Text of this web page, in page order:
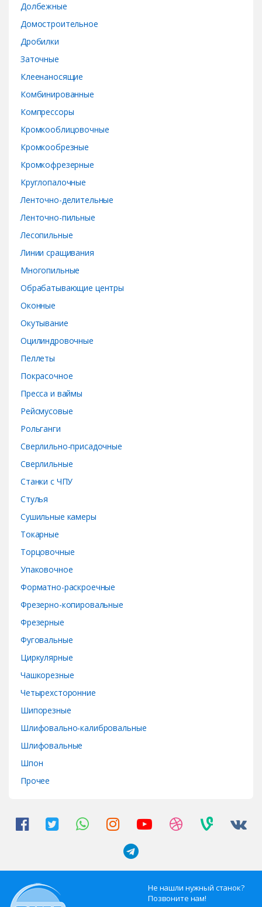
Долбежные
Домостроительное
Дробилки
Заточные
Клеенаносящие
Комбинированные
Компрессоры
Кромкооблицовочные
Кромкообрезные
Кромкофрезерные
Круглопалочные
Ленточно-делительные
Ленточно-пильные
Лесопильные
Линии сращивания
Многопильные
Обрабатывающие центры
Оконные
Окутывание
Оцилиндровочные
Пеллеты
Покрасочное
Пресса и ваймы
Рейсмусовые
Рольганги
Сверлильно-присадочные
Сверлильные
Станки с ЧПУ
Стулья
Сушильные камеры
Токарные
Торцовочные
Упаковочное
Форматно-раскроечные
Фрезерно-копировальные
Фрезерные
Фуговальные
Циркулярные
Чашкорезные
Четырехсторонние
Шипорезные
Шлифовально-калибровальные
Шлифовальные
Шпон
Прочее
Не нашли нужный станок?
Позвоните нам!